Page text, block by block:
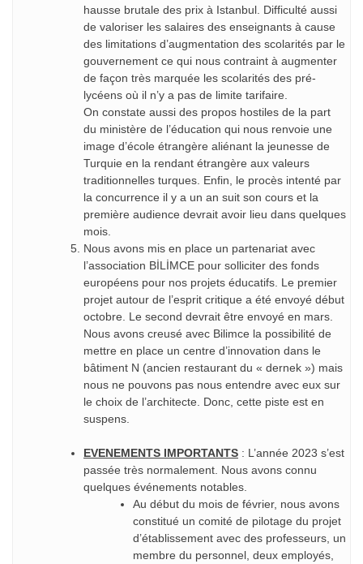
hausse brutale des prix à Istanbul. Difficulté aussi
de valoriser les salaires des enseignants à cause
des limitations d’augmentation des scolarités par le
gouvernement ce qui nous contraint à augmenter
de façon très marquée les scolarités des pré-
lycéens où il n’y a pas de limite tarifaire.
On constate aussi des propos hostiles de la part
du ministère de l’éducation qui nous renvoie une
image d’école étrangère aliénant la jeunesse de
Turquie en la rendant étrangère aux valeurs
traditionnelles turques. Enfin, le procès intenté par
la concurrence il y a un an suit son cours et la
première audience devrait avoir lieu dans quelques
mois.
Nous avons mis en place un partenariat avec
l’association BİLİMCE pour solliciter des fonds
européens pour nos projets éducatifs. Le premier
projet autour de l’esprit critique a été envoyé début
octobre. Le second devrait être envoyé en mars.
Nous avons creusé avec Bilimce la possibilité de
mettre en place un centre d’innovation dans le
bâtiment N (ancien restaurant du « dernek ») mais
nous ne pouvons pas nous entendre avec eux sur
le choix de l’architecte. Donc, cette piste est en
suspens.
EVENEMENTS IMPORTANTS : L’année 2023 s’est
passée très normalement. Nous avons connu
quelques événements notables.
Au début du mois de février, nous avons
constitué un comité de pilotage du projet
d’établissement avec des professeurs, un
membre du personnel, deux employés,